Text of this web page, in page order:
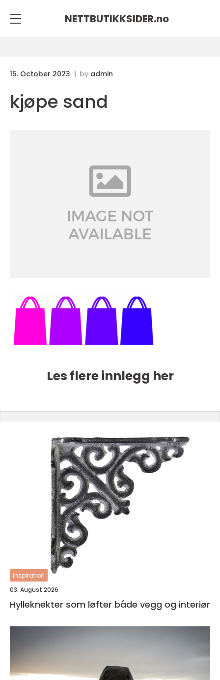
NETTBUTIKKSIDER.no
15. October 2023 by admin
kjøpe sand
Les flere innlegg her
inspiration
03. August 2026
Hylleknekter som løfter både vegg og interiør